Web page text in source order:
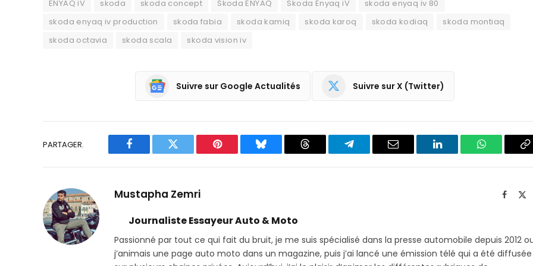
ENYAQ iV skoda skoda concept Skoda ENYAQ Skoda Enyaq iV
skoda enyaq iv 80
skoda enyaq iv production
skoda fabia skoda kamiq skoda karoq skoda kodiaq
skoda montiaq
skoda octavia
skoda scala skoda vision iv
Suivre sur Google Actualités Suivre sur X (Twitter)
PARTAGER.
Facebook Twitter Pinterest Bluesky Threads
Partager
Email LinkedIn WhatsApp
Mustapha Zemri
Journaliste Essayeur Auto & Moto
Passionné par tout ce qui fait du bruit, je me suis spécialisé dans la presse automobile depuis 2012
j’animais une page auto moto dans un magazine, puis j’ai lancé une émission télé qui a été diffusée